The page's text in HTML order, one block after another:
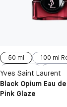
50 ml
100 ml
30 ml
90 ml
Yves Saint Laurent
Black Opium Eau
Pink Glaze